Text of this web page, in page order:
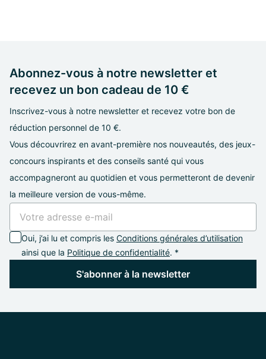
Abonnez-vous à notre newsletter et
recevez un bon cadeau de 10 €
Inscrivez-vous à notre newsletter et recevez votre bon de
réduction personnel de 10 €.
Vous découvrirez en avant-première nos nouveautés, des jeux-
concours inspirants et des conseils santé qui vous
accompagneront au quotidien et vous permetteront de devenir
la meilleure version de vous-même.
Oui, j’ai lu et compris les Conditions générales d’utilisation
ainsi que la Politique de confidentialité. *
S'abonner à la newsletter